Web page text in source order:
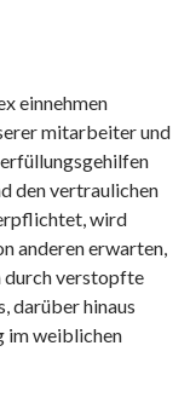
einnehmen
mitarbeiter und
den vertraulichen
wird
anderen erwarten,
durch verstopfte
darüber hinaus
im weiblichen